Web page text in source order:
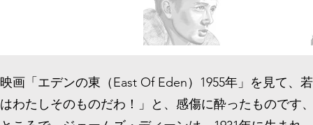
映画「エデンの東（East Of Eden）1955年」を見て、
はわたしそのものだわ！」と、感傷に酔ったものです